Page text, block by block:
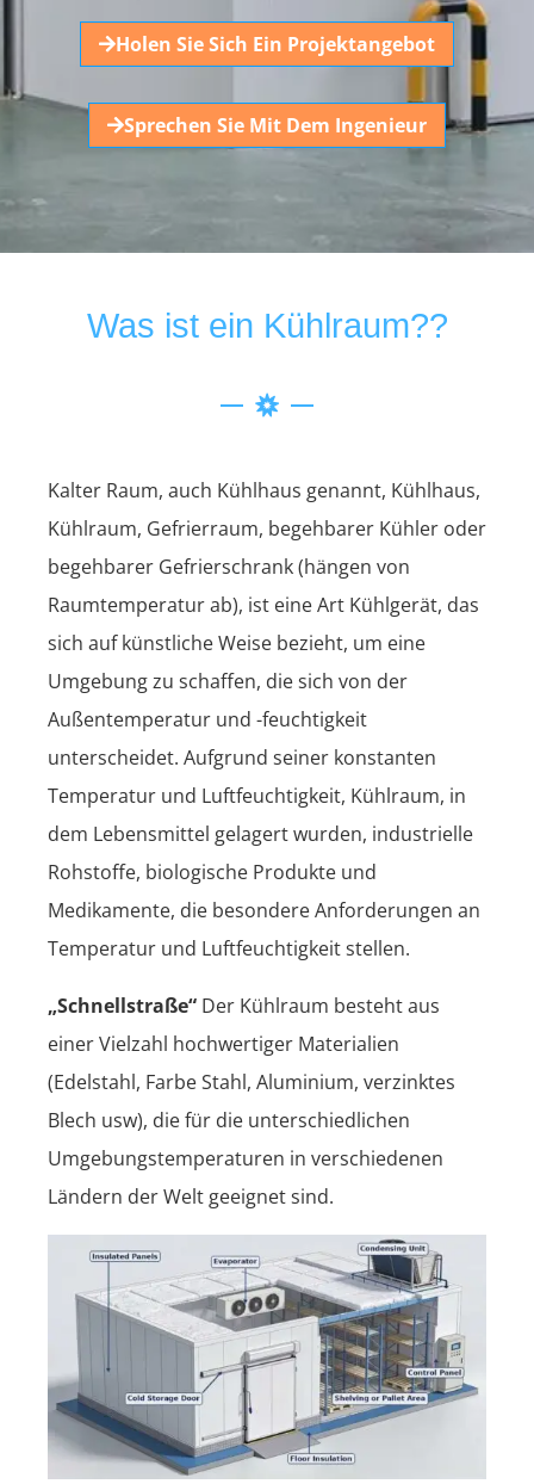
Holen Sie Sich Ein Projektangebot
Sprechen Sie Mit Dem Ingenieur
Was ist ein Kühlraum??
Kalter Raum, auch Kühlhaus genannt, Kühlhaus,
Kühlraum, Gefrierraum, begehbarer Kühler oder
begehbarer Gefrierschrank (hängen von
Raumtemperatur ab), ist eine Art Kühlgerät, das
sich auf künstliche Weise bezieht, um eine
Umgebung zu schaffen, die sich von der
Außentemperatur und -feuchtigkeit
unterscheidet. Aufgrund seiner konstanten
Temperatur und Luftfeuchtigkeit, Kühlraum, in
dem Lebensmittel gelagert wurden, industrielle
Rohstoffe, biologische Produkte und
Medikamente, die besondere Anforderungen an
Temperatur und Luftfeuchtigkeit stellen.
„Schnellstraße“ Der Kühlraum besteht aus
einer Vielzahl hochwertiger Materialien
(Edelstahl, Farbe Stahl, Aluminium, verzinktes
Blech usw), die für die unterschiedlichen
Umgebungstemperaturen in verschiedenen
Ländern der Welt geeignet sind.